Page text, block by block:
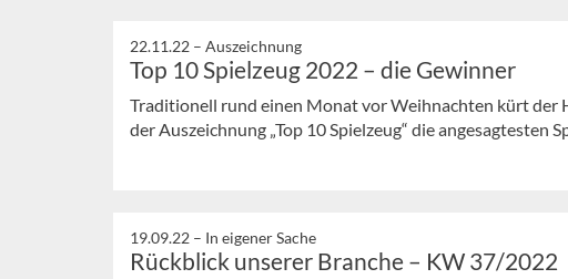
22.11.22 – Auszeichnung
Top 10 Spielzeug 2022 – die Gewinner
Traditionell rund einen Monat vor Weihnachten kürt der
der Auszeichnung „Top 10 Spielzeug“ die angesagtesten
19.09.22 – In eigener Sache
Rückblick unserer Branche – KW 37/2022